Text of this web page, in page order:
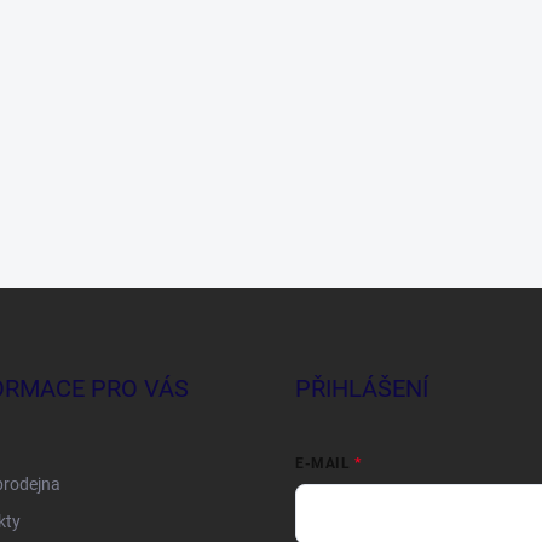
PRO VÁS PŘIHLÁŠENÍ
E-MAIL